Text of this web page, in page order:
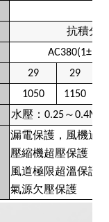
抗積分
29 29
1050 1150
水壓： 0.25～0.4MPa
漏電保護，風機過
壓縮機超壓保護，
風道極限超溫保護
氣源欠壓保護